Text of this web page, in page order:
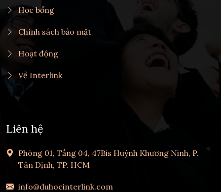
Học bổng
Chính sách bảo mật
Hoạt động
Về Interlink
Liên hệ
Phòng 01, Tầng 04, 47Bis Huỳnh Khương Ninh, P.
Tân Định, TP. HCM
info@duhocinterlink.com